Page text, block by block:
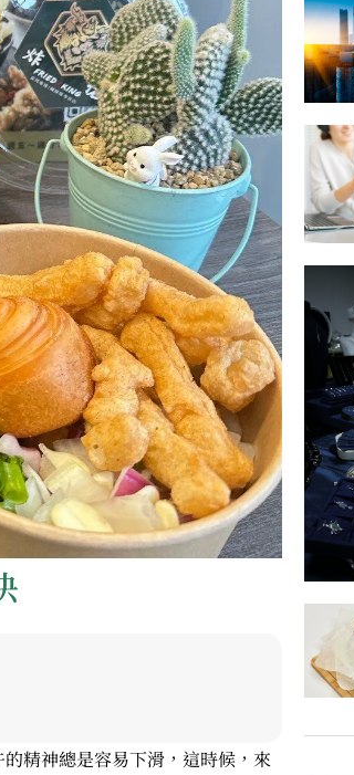
精神總是容易下滑，這時候，來